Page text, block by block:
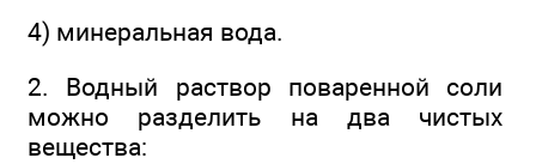
4) минеральная вода.
2. Водный раствор поваренной соли
можно разделить на два чистых
вещества: